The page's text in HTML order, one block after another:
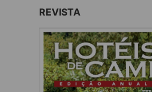
REVISTA